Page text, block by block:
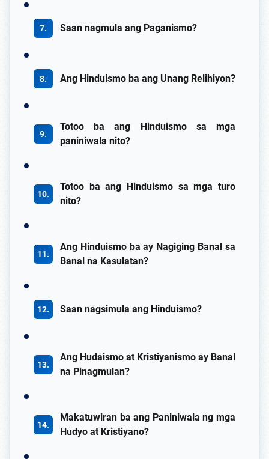
Saan nagmula ang Paganismo?
Ang Hinduismo ba ang Unang Relihiyon?
Totoo ba ang Hinduismo sa mga
paniniwala nito?
Totoo ba ang Hinduismo sa mga turo
nito?
Ang Hinduismo ba ay Nagiging Banal sa
Banal na Kasulatan?
Saan nagsimula ang Hinduismo?
Ang Hudaismo at Kristiyanismo ay Banal
na Pinagmulan?
Makatuwiran ba ang Paniniwala ng mga
Hudyo at Kristiyano?